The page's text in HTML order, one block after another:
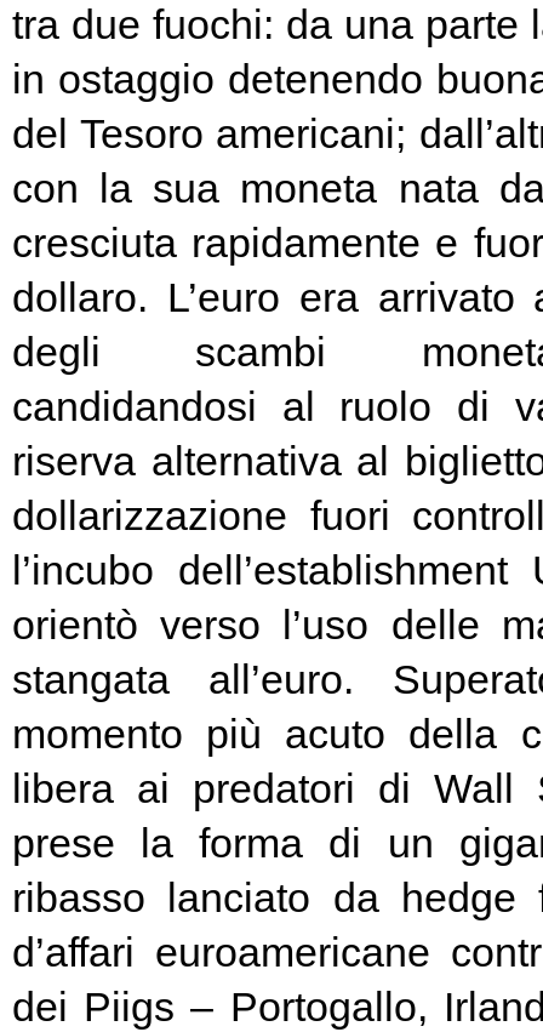
tra due fuochi: da una parte
in ostaggio detenendo
del Tesoro americani;
con la sua moneta nata
cresciuta rapidamente e
dollaro. L’euro era
degli scambi
candidandosi al ruolo di
riserva alternativa al
dollarizzazione fuori
l’incubo
orientò verso l’uso delle
stangata all’euro.
momento più acuto della
libera ai predatori di Wall
prese la forma di un
ribasso lanciato da hedge
d’affari euroamericane
dei Piigs – Portogallo,